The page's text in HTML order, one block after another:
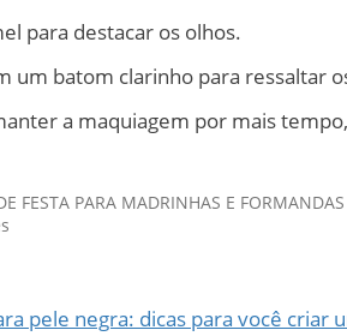
para destacar os olhos.
um batom clarinho para ressaltar
a maquiagem por mais
pele negra: dicas para você criar